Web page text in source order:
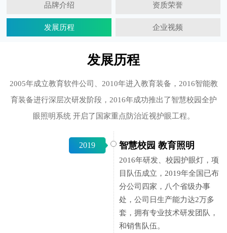
品牌介绍 资质荣誉
发展历程 企业视频
发展历程
2005年成立教育软件公司、2010年进入教育装备，2016智能教
育装备进行深层次研发阶段，2016年成功推出了智慧校园全护
眼照明系统 开启了国家重点防治近视护眼工程。
2019 智慧校园 教育照明
2016年研发、校园护眼灯，项
目队伍成立，2019年全国已布
分公司四家，八个省级办事
处，公司日生产能力达2万多
套，拥有专业技术研发团队，
和销售队伍。